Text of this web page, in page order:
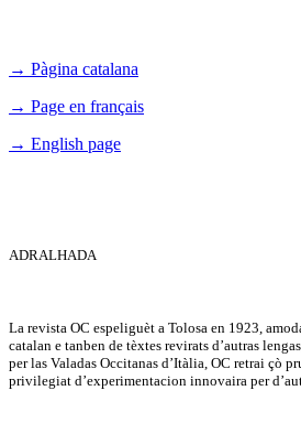
→ Pàgina catalana
→ Page en français
→ English page
ADRALHADA
La revista OC espeliguèt a Tolosa en 1923,
catalan e tanben de tèxtes revirats d’autras
per las Valadas Occitanas d’Itàlia, OC retrai çò
privilegiat d’experimentacion innovaira per